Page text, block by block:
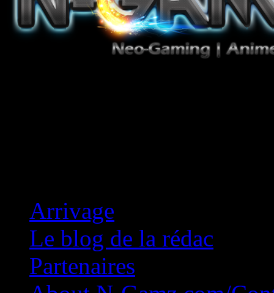
Arrivage
Le blog de la rédac
Partenaires